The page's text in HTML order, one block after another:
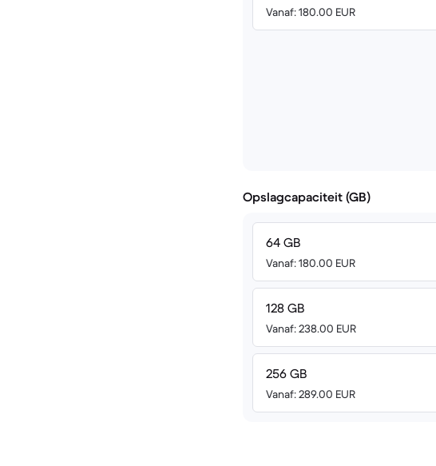
Vanaf: 180.00 EUR
Opslagcapaciteit (GB)
64 GB
Vanaf: 180.00 EUR
128 GB
Vanaf: 238.00 EUR
256 GB
Vanaf: 289.00 EUR